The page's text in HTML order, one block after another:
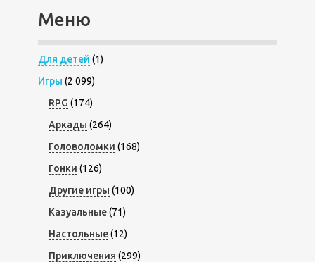
Меню
Для детей (1)
Игры (2 099)
RPG (174)
Аркады (264)
Головоломки (168)
Гонки (126)
Другие игры (100)
Казуальные(71)
Настольные(12)
Приключения (299)